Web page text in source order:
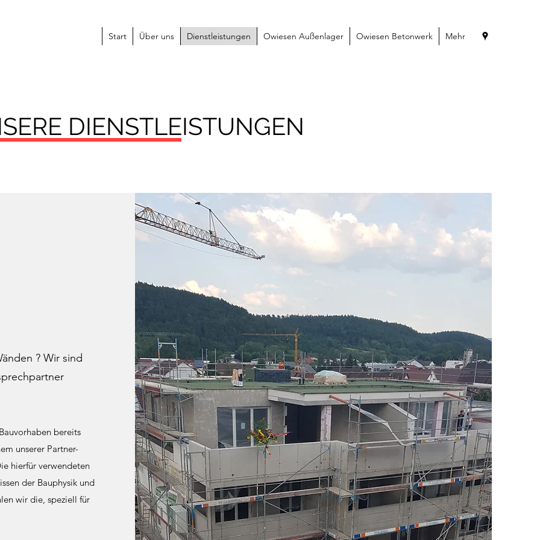
Start Über uns Dienstleistungen Owiesen Außenlager Owiesen Betonwerk Mehr
DIENSTLEISTUNGEN
? Wir sind
bereits
unserer Partner-
hierfür verwendeten
der Bauphysik und
wir die, speziell für